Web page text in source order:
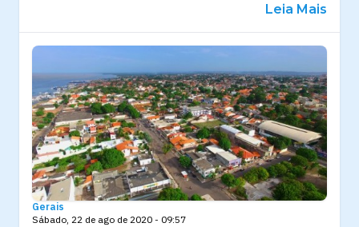
Leia Mais
Gerais
Sábado, 22 de ago de 2020 - 09:57